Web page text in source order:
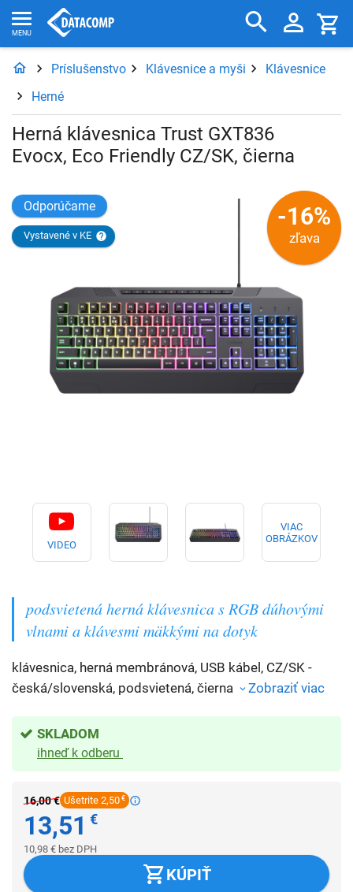
Príslušenstvo Klávesnice a myši
Klávesnice
Herné
Herná klávesnica Trust GXT836
Evocx, Eco Friendly CZ/SK, čierna
VIDEO
VIAC
OBRÁZKOV
Odporúčame
Vystavené v KE
-16%
zľava
podsvietená herná klávesnica s RGB dúhovými
vlnami a klávesmi mäkkými na dotyk
klávesnica, herná membránová, USB kábel, CZ/SK -
česká/slovenská, podsvietená, čierna
Zobraziť viac
SKLADOM
ihneď k odberu
16,00€ Ušetrite 2,50 €
13,51 €
10,98 € bez DPH
KÚPIŤ